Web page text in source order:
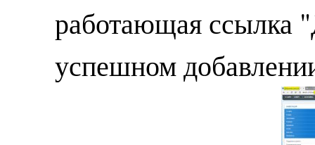
работающая ссылка
успешном